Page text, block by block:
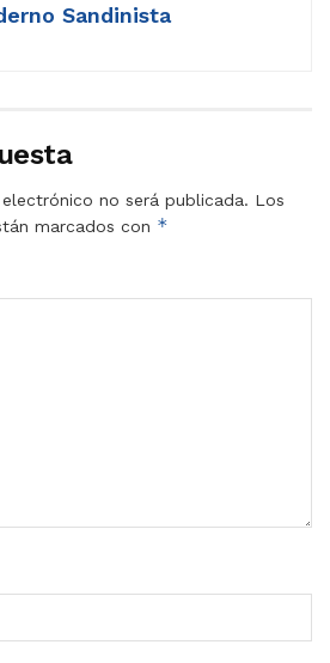
Sandinista
no será publicada. Los
marcados con *